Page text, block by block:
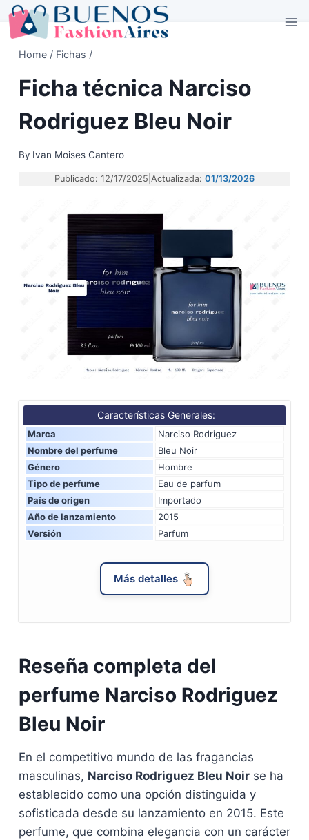
Skip
to
Home / Fichas /
Ficha técnica Narciso
Rodriguez Bleu Noir
By Ivan Moises Cantero
Publicado: 12/17/2025 Actualizada: 01/13/2026
Características Generales:
Marca
Narciso Rodriguez
Nombre del perfume
Bleu Noir
Género
Hombre
Tipo de perfume
Eau de parfum
País de origen
Importado
Año de lanzamiento
2015
Versión
Parfum
Más detalles
Reseña completa del
perfume Narciso Rodriguez
Bleu Noir
En el competitivo mundo de las fragancias
masculinas, Narciso Rodriguez Bleu Noir se ha
establecido como una opción distinguida y
sofisticada desde su lanzamiento en 2015. Este
perfume, que combina elegancia con un carácter